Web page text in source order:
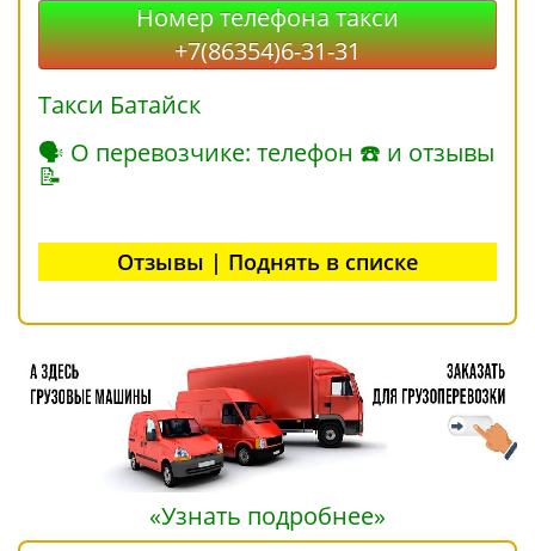
Номер телефона такси
+7(86354)6-31-31
Такси Батайск
🗣 О перевозчике: телефон ☎ и отзывы
📝
Отзывы | Поднять в списке
«Узнать подробнее»